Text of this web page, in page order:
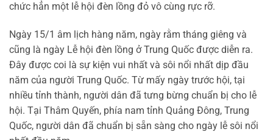
chức hẳn một lễ hội đèn lồng đỏ vô cùng rực rỡ.
Ngày 15/1 âm lịch hàng năm, ngày rằm tháng giêng và
cũng là ngày Lễ hội đèn lồng ở Trung Quốc được diễn ra.
Đây được coi là sự kiện vui nhất và sôi nổi nhất dịp đầu
năm của người Trung Quốc. Từ mấy ngày trước hội, tại
nhiều tỉnh thành, người dân đã tưng bừng chuẩn bị cho lễ
hội. Tại Thâm Quyến, phía nam tỉnh Quảng Đông, Trung
Quốc, người dân đã chuẩn bị sẵn sàng cho ngày lễ sôi nổi